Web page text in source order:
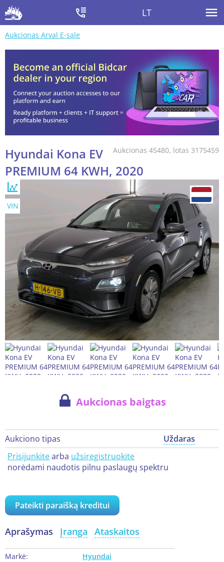
LT
Aukcionas Arval E-sale
Aukcionas 45480, lotas 3175459
Hyundai Kona EV
PREMIUM 64 KWH, 2020
VIN
Aukcionas baigtas
Aukciono tipas
Uždaras
Prisijunkitearba užsiregistruokite
norėdami naudotis pilnu paslaugų spektru
Pateikti paraišką kreditui
Aprašymas Įranga Ataskaitos
Markė:
Hyundai